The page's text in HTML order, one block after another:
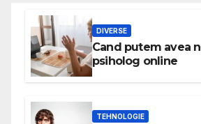
DIVERSE
Cand putem avea
psiholog online
TEHNOLOGIE